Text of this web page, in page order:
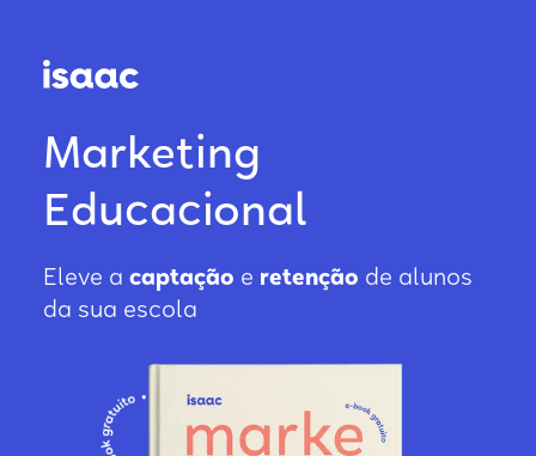
Marketing
Educacional
Eleve a captação e retenção de alunos
da sua escola